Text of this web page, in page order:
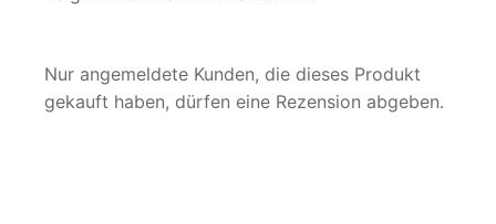
Nur angemeldete Kunden, die dieses Produkt
gekauft haben, dürfen eine Rezension abgeben.